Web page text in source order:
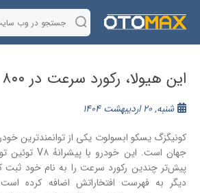
این هیولا، رکورد سرعت در ۸۰۰ متر را شکست
شنبه, 20 اردیبهشت 1404
کونیگزگ یسکو ابسولوت یکی از توانمندترین
پیش‌تر چندین رکورد سرعت را به نام خود ثبت
دیگر به فهرست افتخاراتش اضافه کرده